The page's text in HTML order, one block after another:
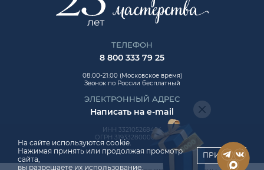
ТЕЛЕФОН
8 800 333 79 25
08:00-21:00 (Московское время)
Звонок по России бесплатный
ЭЛЕКТРОННЫЙ АДРЕС
Написать на e-mail
ИНН 332105268454
ОГРН 319332800006992
На сайте используются cookie.
Нажимая принять или продолжая просмотр
сайта,
вы разрешаете их использование.
ПРИНЯТЬ